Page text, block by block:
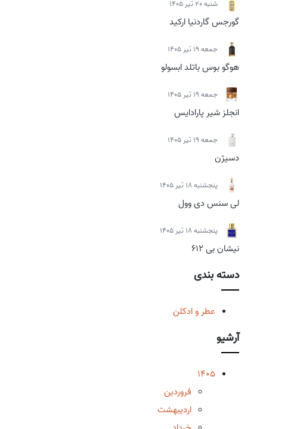
شنبه 20 تیر 1405
گورجس گاردنیا ارکید
جمعه 19 تیر 1405
هوگو بوس باتلد ابسولو
جمعه 19 تیر 1405
انجلز شیر پارادایس
جمعه 19 تیر 1405
دسیژن
پنجشنبه 18 تیر 1405
لی سنس دی وول
پنجشنبه 18 تیر 1405
نیشان بی 612
دسته بندی
عطر و ادکلن
آرشیو
1405
فروردین
اردیبهشت